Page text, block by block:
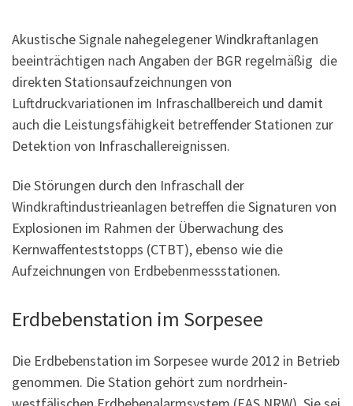
Akustische Signale nahegelegener Windkraftanlagen
beeinträchtigen nach Angaben der BGR regelmäßig die
direkten Stationsaufzeichnungen von
Luftdruckvariationen im Infraschallbereich und damit
auch die Leistungsfähigkeit betreffender Stationen zur
Detektion von Infraschallereignissen.
Die Störungen durch den Infraschall der
Windkraftindustrieanlagen betreffen die Signaturen von
Explosionen im Rahmen der Überwachung des
Kernwaffenteststopps (CTBT), ebenso wie die
Aufzeichnungen von Erdbebenmessstationen.
Erdbebenstation im Sorpesee
Die Erdbebenstation im Sorpesee wurde 2012 in Betrieb
genommen. Die Station gehört zum nordrhein-